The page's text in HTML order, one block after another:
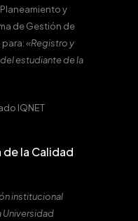
y
de Gestión de
para:«Registro y
estudiante de la
IQNET
la Calidad
institucional
Universidad